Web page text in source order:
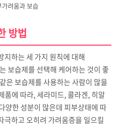
가려움과 보습
방법
지하는 세 가지 원칙에 대해
보습제를 선택해 케어하는 것이 좋
은 보습제를 사용하는 사람이 많을
품에 따라, 세라미드, 콜라겐, 히알
양한 성분이 많은데 피부상태에 따
극하고 오히려 가려움증을 일으킬